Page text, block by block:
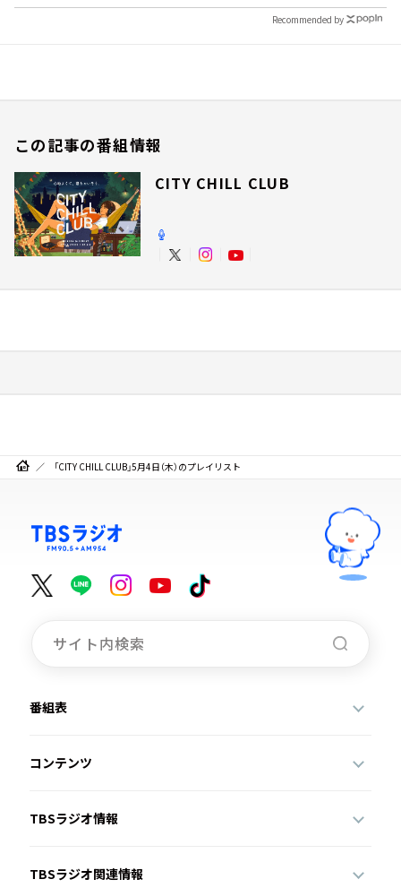
Recommended by
この記事の番組情報
CITY CHILL CLUB
「CITY CHILL CLUB」5月4日（木）のプレイリスト
番組表
コンテンツ
TBSラジオ情報
TBSラジオ関連情報